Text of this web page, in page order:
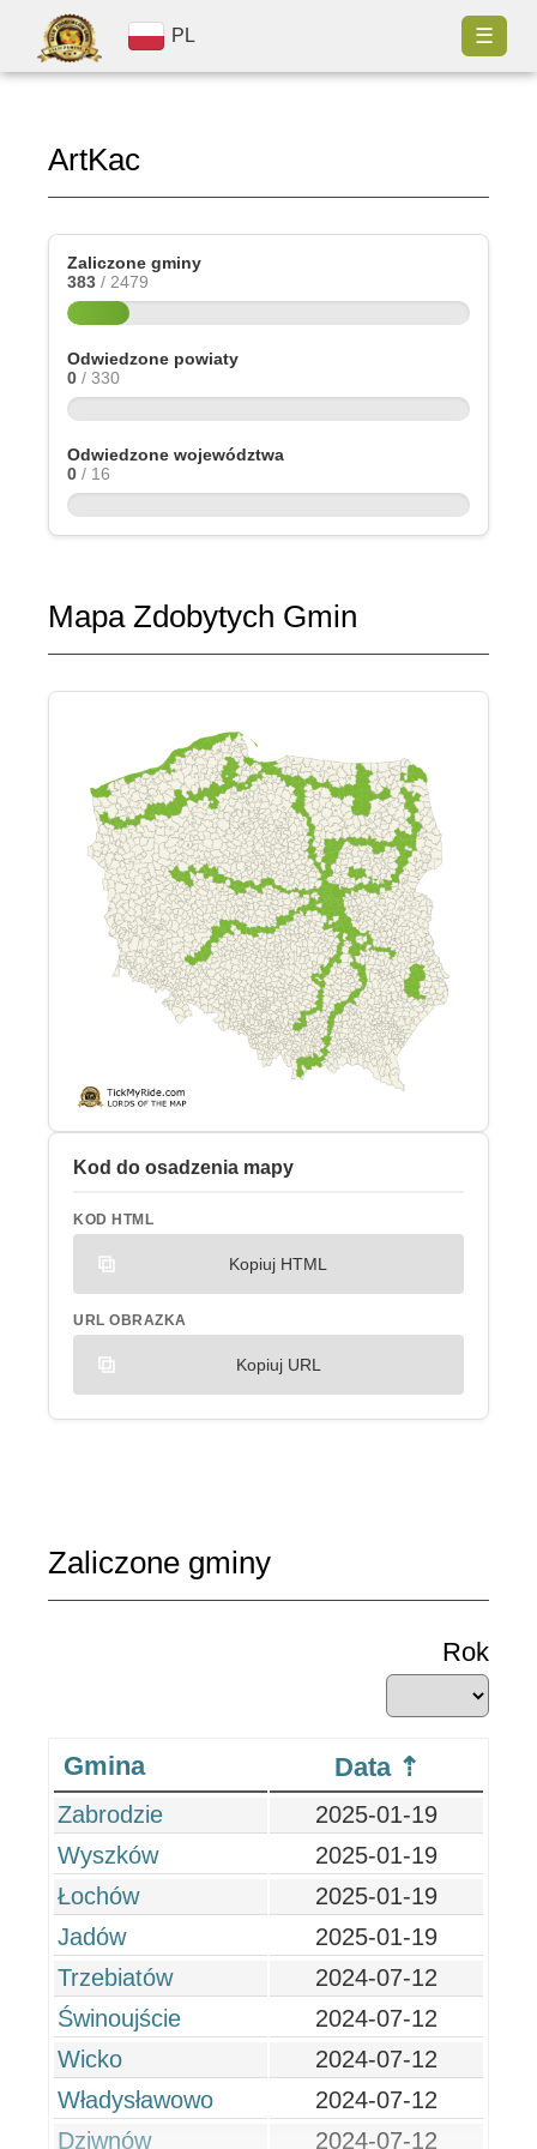
PL ☰
ArtKac
Zaliczone gminy
383 / 2479
Odwiedzone powiaty
0 / 330
Odwiedzone województwa
0 / 16
Mapa Zdobytych Gmin
Kod do osadzenia mapy
KOD HTML
Kopiuj HTML
URL OBRAZKA
Kopiuj URL
Zaliczone gminy
Rok
Gmina Data
Zabrodzie
2025-01-19
Wyszków
2025-01-19
Łochów
2025-01-19
Jadów
2025-01-19
Trzebiatów
2024-07-12
Świnoujście
2024-07-12
Wicko
2024-07-12
Władysławowo
2024-07-12
Dziwnów
2024-07-12